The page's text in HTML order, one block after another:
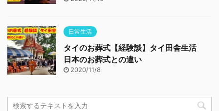
日常生活
タイのお葬式【経験談】タイ田舎生活
日本のお葬式との違い
2020/11/8